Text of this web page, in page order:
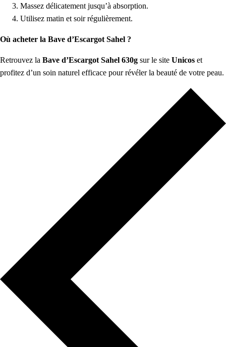
Massez délicatement jusqu’à absorption.
Utilisez matin et soir régulièrement.
Où acheter la Bave d’Escargot Sahel ?
Retrouvez la Bave d’Escargot Sahel 630g sur le site Unicos et
profitez d’un soin naturel efficace pour révéler la beauté de votre peau.